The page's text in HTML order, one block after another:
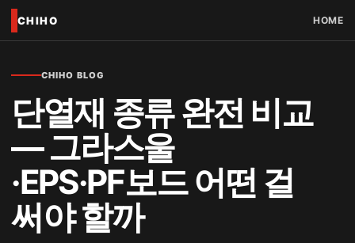
CHIHO HOME
CHIHO BLOG
단열재 종류 완전 비교
— 그라스울
·EPS·PF보드 어떤 걸
써야 할까